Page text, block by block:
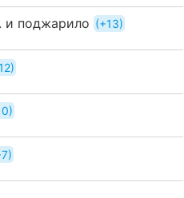
и поджарило +13